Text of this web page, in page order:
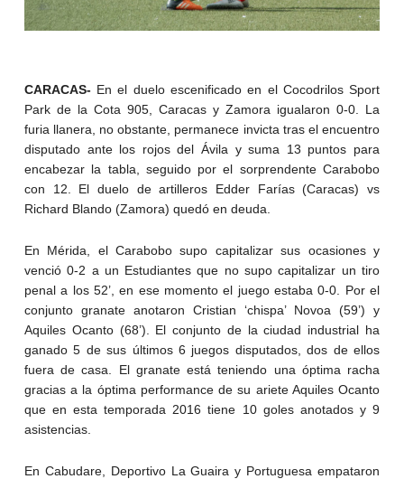
CARACAS- En el duelo escenificado en el Cocodrilos Sport
Park de la Cota 905, Caracas y Zamora igualaron 0-0. La
furia llanera, no obstante, permanece invicta tras el encuentro
disputado ante los rojos del Ávila y suma 13 puntos para
encabezar la tabla, seguido por el sorprendente Carabobo
con 12. El duelo de artilleros Edder Farías (Caracas) vs
Richard Blando (Zamora) quedó en deuda.
En Mérida, el Carabobo supo capitalizar sus ocasiones y
venció 0-2 a un Estudiantes que no supo capitalizar un tiro
penal a los 52’, en ese momento el juego estaba 0-0. Por el
conjunto granate anotaron Cristian ‘chispa’ Novoa (59’) y
Aquiles Ocanto (68’). El conjunto de la ciudad industrial ha
ganado 5 de sus últimos 6 juegos disputados, dos de ellos
fuera de casa. El granate está teniendo una óptima racha
gracias a la óptima performance de su ariete Aquiles Ocanto
que en esta temporada 2016 tiene 10 goles anotados y 9
asistencias.
En Cabudare, Deportivo La Guaira y Portuguesa empataron